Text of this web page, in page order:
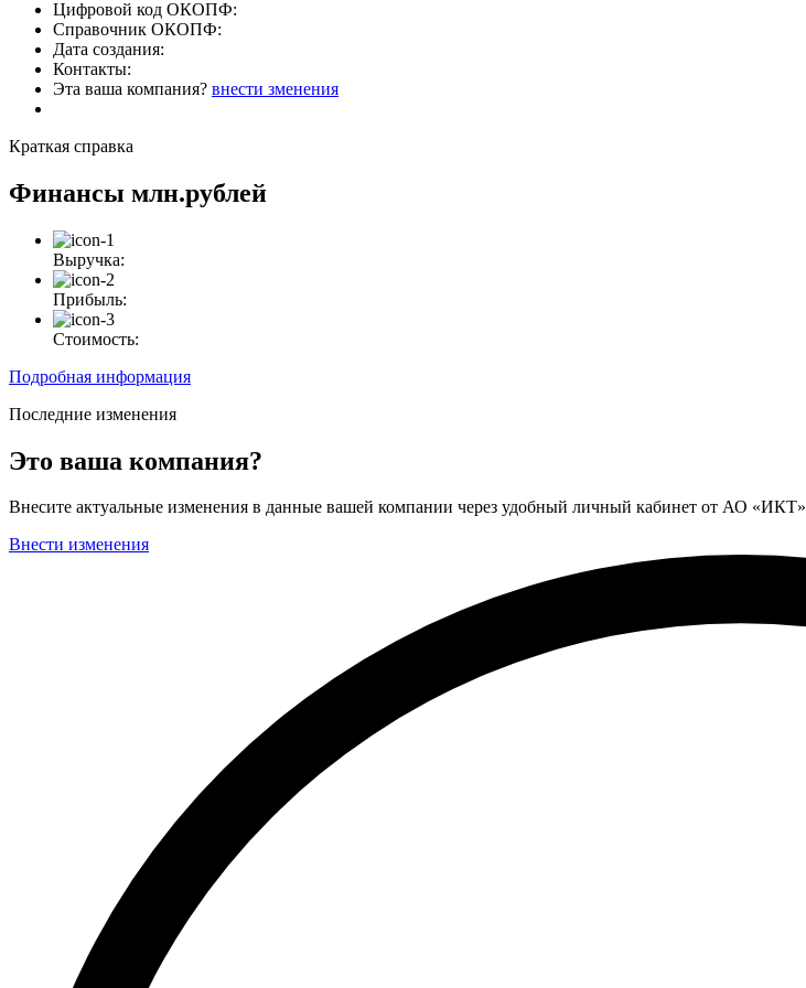
Цифровой код ОКОПФ:
Справочник ОКОПФ:
Дата создания:
Контакты:
Эта ваша компания? внести зменения
Краткая справка
Финансы млн.рублей
Выручка:
Прибыль:
Стоимость:
Подробная информация
Последние изменения
Это ваша компания?
Внесите актуальные изменения в данные вашей компании через удобный личный кабинет от АО «ИКТ»
Внести изменения